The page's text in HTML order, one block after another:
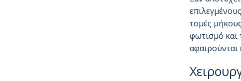
τομές
φωτισμό και
αφαιρούνται